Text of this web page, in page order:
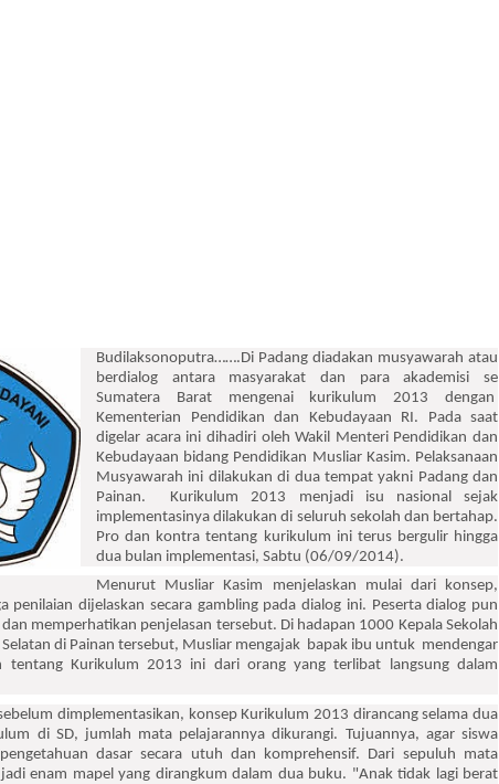
Budilaksonoputra…….Di Padang diadakan musyawarah atau
berdialog antara masyarakat dan para akademisi se
Sumatera Barat mengenai kurikulum 2013 dengan
Kementerian Pendidikan dan Kebudayaan RI. Pada saat
digelar acara ini dihadiri oleh Wakil Menteri Pendidikan dan
Kebudayaan bidang Pendidikan Musliar Kasim. Pelaksanaan
Musyawarah ini dilakukan di dua tempat yakni Padang dan
Painan.
Kurikulum 2013 menjadi isu nasional sejak
implementasinya dilakukan di seluruh sekolah dan bertahap.
Pro dan kontra tentang kurikulum ini terus bergulir hingga
dua bulan implementasi, Sabtu (06/09/2014).
Menurut Musliar Kasim menjelaskan mulai dari konsep,
penilaian dijelaskan secara gambling pada dialog ini. Peserta dialog pun
memperhatikan penjelasan tersebut. Di hadapan 1000 Kepala Sekolah
Selatan di Painan tersebut, Musliar mengajak bapak ibu untuk mendengar
tentang Kurikulum 2013 ini dari orang yang terlibat langsung dalam
dimplementasikan, konsep Kurikulum 2013 dirancang selama dua
di SD, jumlah mata pelajarannya dikurangi. Tujuannya, agar siswa
dasar secara utuh dan komprehensif. Dari sepuluh mata
enam mapel yang dirangkum dalam dua buku. "Anak tidak lagi berat